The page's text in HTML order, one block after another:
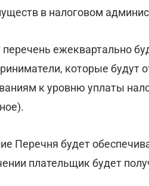
в налоговом
перечень ежеквартально
которые будут
к уровню уплаты
Перечня будет
плательщик будет